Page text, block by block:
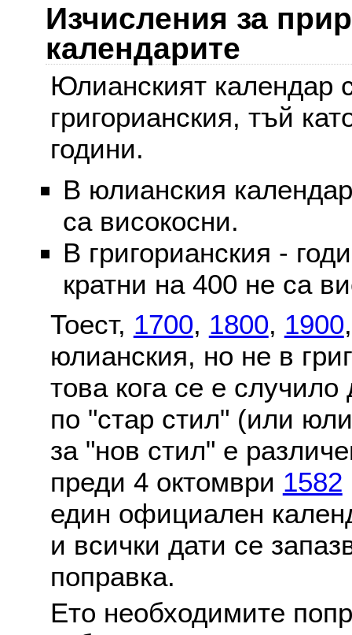
Изчисления за
календарите
Юлианският календар
григорианския, тъй
години.
В юлианския
са високосни.
В григорианския -
кратни на 400 не са
Тоест, 1700, 1800, 1900
юлианския, но не в
това кога се е
по "стар стил" (или
за "нов стил" е
преди 4 октомври 1582
един официален
и всички дати се
поправка.
Ето необходимите